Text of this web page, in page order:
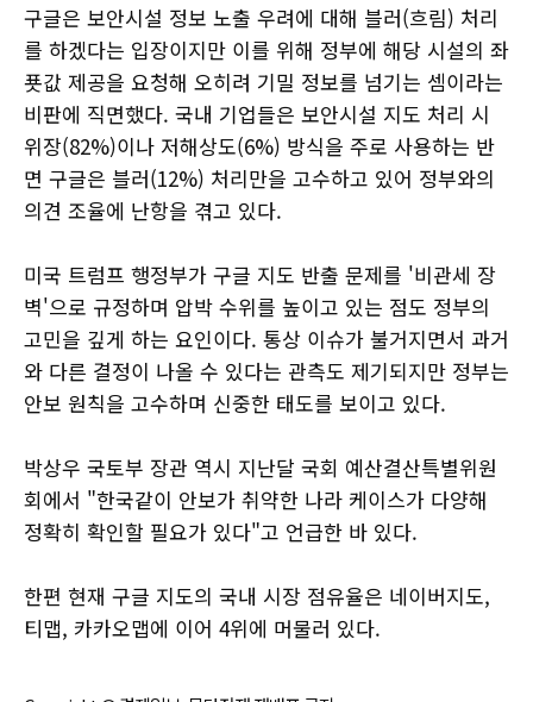
구글은 보안시설 정보 노출 우려에 대해 블러(흐림) 처리
를 하겠다는 입장이지만 이를 위해 정부에 해당 시설의 좌
푯값 제공을 요청해 오히려 기밀 정보를 넘기는 셈이라는
비판에 직면했다. 국내 기업들은 보안시설 지도 처리 시
위장(82%)이나 저해상도(6%) 방식을 주로 사용하는 반
면 구글은 블러(12%) 처리만을 고수하고 있어 정부와의
의견 조율에 난항을 겪고 있다.
미국 트럼프 행정부가 구글 지도 반출 문제를 '비관세 장
벽'으로 규정하며 압박 수위를 높이고 있는 점도 정부의
고민을 깊게 하는 요인이다. 통상 이슈가 불거지면서 과거
와 다른 결정이 나올 수 있다는 관측도 제기되지만 정부는
안보 원칙을 고수하며 신중한 태도를 보이고 있다.
박상우 국토부 장관 역시 지난달 국회 예산결산특별위원
회에서 "한국같이 안보가 취약한 나라 케이스가 다양해
정확히 확인할 필요가 있다"고 언급한 바 있다.
한편 현재 구글 지도의 국내 시장 점유율은 네이버지도,
티맵, 카카오맵에 이어 4위에 머물러 있다.